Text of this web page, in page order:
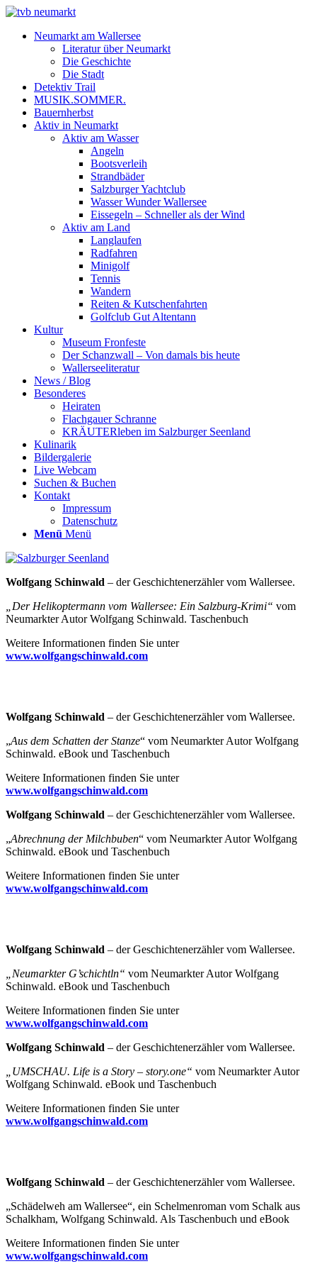
Neumarkt am Wallersee
Literatur über Neumarkt
Die Geschichte
Die Stadt
Detektiv Trail
MUSIK.SOMMER.
Bauernherbst
Aktiv in Neumarkt
Aktiv am Wasser
Angeln
Bootsverleih
Strandbäder
Salzburger Yachtclub
Wasser Wunder Wallersee
Eissegeln – Schneller als der Wind
Aktiv am Land
Langlaufen
Radfahren
Minigolf
Tennis
Wandern
Reiten & Kutschenfahrten
Golfclub Gut Altentann
Kultur
Museum Fronfeste
Der Schanzwall – Von damals bis heute
Wallerseeliteratur
News / Blog
Besonderes
Heiraten
Flachgauer Schranne
KRÄUTERleben im Salzburger Seenland
Kulinarik
Bildergalerie
Live Webcam
Suchen & Buchen
Kontakt
Impressum
Datenschutz
Menü Menü
Wolfgang Schinwald – der Geschichtenerzähler vom Wallersee.
Der Helikoptermann vom Wallersee: Ein Salzburg-Krimi“ vom
Neumarkter Autor Wolfgang Schinwald. Taschenbuch
Weitere Informationen finden Sie unter
www.wolfgangschinwald.com
Wolfgang Schinwald – der Geschichtenerzähler vom Wallersee.
„Aus dem Schatten der Stanze“ vom Neumarkter Autor Wolfgang
Schinwald. eBook und Taschenbuch
Weitere Informationen finden Sie unter
www.wolfgangschinwald.com
Wolfgang Schinwald – der Geschichtenerzähler vom Wallersee.
„Abrechnung der Milchbuben“ vom Neumarkter Autor Wolfgang
Schinwald. eBook und Taschenbuch
Weitere Informationen finden Sie unter
www.wolfgangschinwald.com
Wolfgang Schinwald – der Geschichtenerzähler vom Wallersee.
Neumarkter G’schichtln“ vom Neumarkter Autor Wolfgang
Schinwald. eBook und Taschenbuch
Weitere Informationen finden Sie unter
www.wolfgangschinwald.com
Wolfgang Schinwald – der Geschichtenerzähler vom Wallersee.
„UMSCHAU. Life is a Story – story.one“ vom Neumarkter Autor
Wolfgang Schinwald. eBook und Taschenbuch
Weitere Informationen finden Sie unter
www.wolfgangschinwald.com
Wolfgang Schinwald – der Geschichtenerzähler vom Wallersee.
„Schädelweh am Wallersee“, ein Schelmenroman vom Schalk aus
Schalkham, Wolfgang Schinwald. Als Taschenbuch und eBook
Weitere Informationen finden Sie unter
www.wolfgangschinwald.com